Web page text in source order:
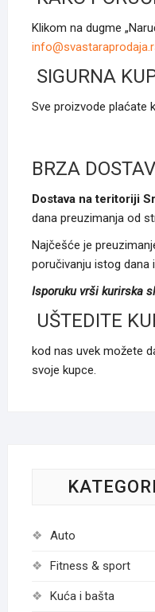
Klikom na dugme
SIGURNA
Sve proizvode plaćate
BRZA
Dostava na teritoriji
dana preuzimanja od
Najčešće je
poručivanju istog dana
Isporuku vrši kurirska
UŠTEDITE
kod nas uvek možete
svoje kupce.
Auto
Fitness & sport
Kuća i bašta